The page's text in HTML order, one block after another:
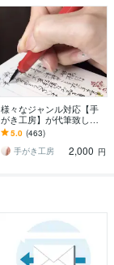
様々なジャンル対応【手
がき工房】が代筆致しま
す ☆手紙、履歴書、釣
書、宛名書き、命名書、
賞状など代筆致します
5.0 (463)
手がき工房
2,000 円